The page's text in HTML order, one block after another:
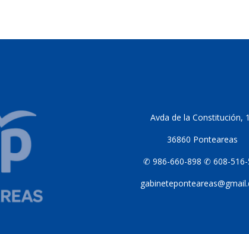
Avda de la Constitución,
36860 Ponteareas
✆ 986-660-898 ✆ 608-516-